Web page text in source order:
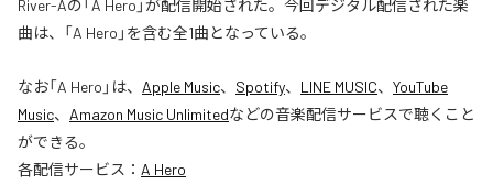
River-Aの「A Hero」が配信開始された。今回デジタル配信された楽
曲は、「A Hero」を含む全1曲となっている。
なお「A Hero 」は、 Apple Music、 Spotify、 LINE MUSIC、 YouTube
Music、 Amazon Music Unlimitedなどの音楽配信サービスで聴くこと
ができる。
各配信サービス： A Hero